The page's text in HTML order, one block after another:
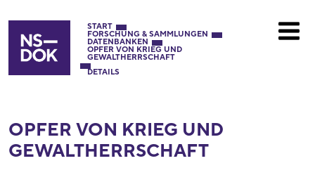
START
FORSCHUNG & SAMMLUNGEN
DATENBANKEN
OPFER VON KRIEG UND
GEWALTHERRSCHAFT
DETAILS
OPFER VON KRIEG UND
GEWALTHERRSCHAFT